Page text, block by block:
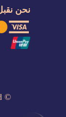
نحن
©